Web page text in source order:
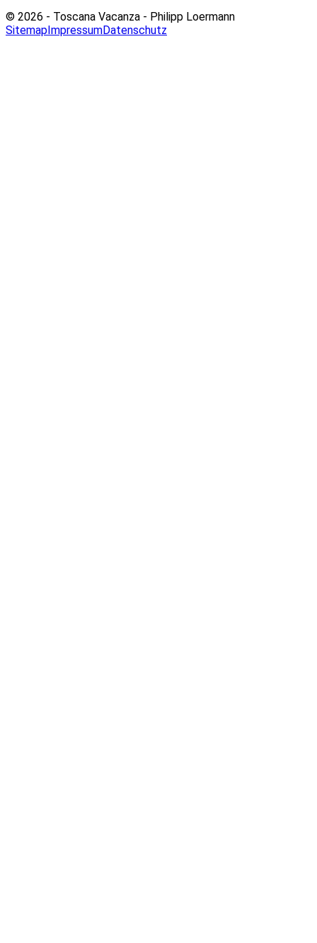
© 2026 - Toscana Vacanza - Philipp Loermann
SitemapImpressumDatenschutz